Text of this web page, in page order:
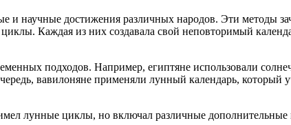
научные достижения различных народов. Эти методы
Каждая из них создавала свой неповторимый
подходов. Например, египтяне использовали
вавилоняне применяли лунный календарь,
лунные циклы, но включал различные